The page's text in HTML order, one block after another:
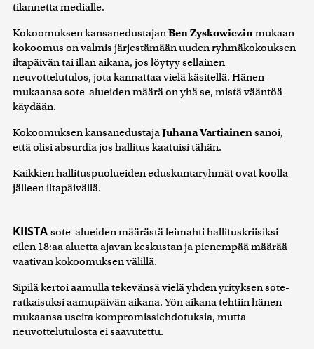
tilannetta medialle.
Kokoomuksen kansanedustajanBen Zyskowiczinmukaan
kokoomus on valmis järjestämään uuden ryhmäkokouksen
iltapäivän tai illan aikana, jos löytyy sellainen
neuvottelutulos, jota kannattaa vielä käsitellä. Hänen
mukaansa sote-alueiden määrä on yhä se, mistä vääntöä
käydään.
Kokoomuksen kansanedustajaJuhana Vartiainensanoi,
että olisi absurdia jos hallitus kaatuisi tähän.
Kaikkien hallituspuolueiden eduskuntaryhmät ovat koolla
jälleen iltapäivällä.
KIISTA sote-alueiden määrästä leimahti hallituskriisiksi
eilen 18:aa aluetta ajavan keskustan ja pienempää määrää
vaativan kokoomuksen välillä.
Sipilä kertoi aamulla tekevänsä vielä yhden yrityksen sote-
ratkaisuksi aamupäivän aikana. Yön aikana tehtiin hänen
mukaansa useita kompromissiehdotuksia, mutta
neuvottelutulosta ei saavutettu.